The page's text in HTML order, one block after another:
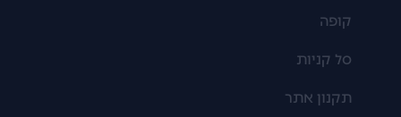
קופה
סל קניות
תקנון אתר